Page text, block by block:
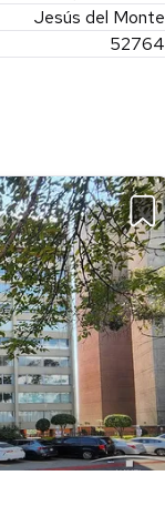
Jesús del Monte
52764